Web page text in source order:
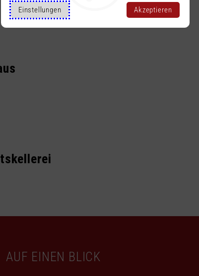
Einstellungen Akzeptieren
AUF EINEN BLICK